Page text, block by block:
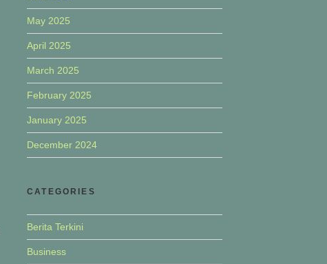
May 2025
April 2025
March 2025
February 2025
January 2025
December 2024
CATEGORIES
Berita Terkini
Business